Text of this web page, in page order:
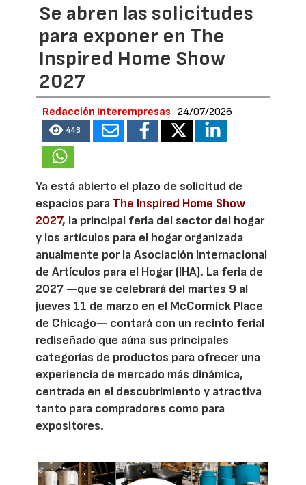
Se abren las solicitudes
para exponer en The
Inspired Home Show
2027
Redacción Interempresas 24/07/2026
443
Ya está abierto el plazo de solicitud de
espacios para The Inspired Home Show
2027, la principal feria del sector del hogar
y los artículos para el hogar organizada
anualmente por la Asociación Internacional
de Artículos para el Hogar (IHA). La feria de
2027 —que se celebrará del martes 9 al
jueves 11 de marzo en el McCormick Place
de Chicago— contará con un recinto ferial
rediseñado que aúna sus principales
categorías de productos para ofrecer una
experiencia de mercado más dinámica,
centrada en el descubrimiento y atractiva
tanto para compradores como para
expositores.